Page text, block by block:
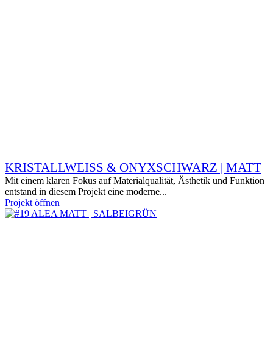
KRISTALLWEISS & ONYXSCHWARZ | MATT
Mit einem klaren Fokus auf Materialqualität, Ästhetik und Funktion
entstand in diesem Projekt eine moderne...
Projekt öffnen